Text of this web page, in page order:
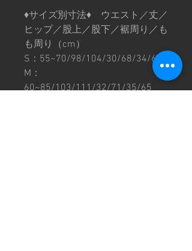
♦︎サイズ別寸法♦︎ ウエスト／丈／
ヒップ／股上／股下／裾周り／も
も周り（cm）
S：55~70/98/104/30/68/34/60
M：
60~85/103/111/32/71/35/65